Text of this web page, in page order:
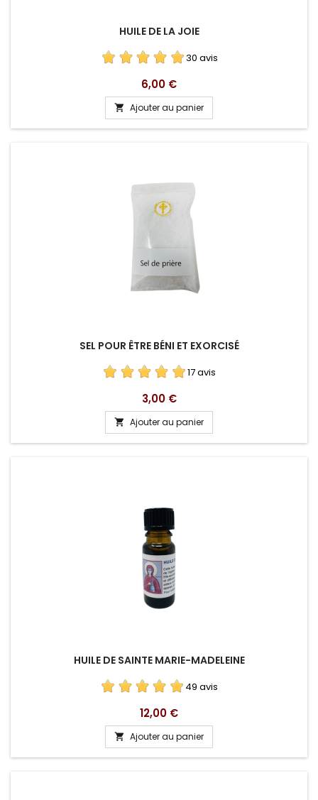
HUILE DE LA JOIE
30 avis
Prix
6,00 €
 Ajouter au panier
SEL POUR ÊTRE BÉNI ET EXORCISÉ
17 avis
Prix
3,00 €
 Ajouter au panier
HUILE DE SAINTE MARIE-MADELEINE
49 avis
Prix
12,00 €
 Ajouter au panier